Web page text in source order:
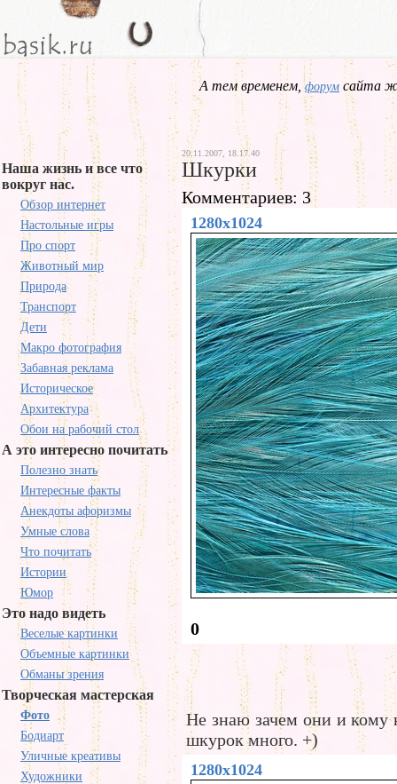
А тем временем,форум сайта
Наша жизнь и все что
вокруг нас.
Обзор интернет
Настольные игры
Про спорт
Животный мир
Природа
Транспорт
Дети
Макро фотография
Забавная реклама
Историческое
Архитектура
Обои на рабочий стол
А это интересно почитать
Полезно знать
Интересные факты
Анекдоты афоризмы
Умные слова
Что почитать
Истории
Юмор
Это надо видеть
Веселые картинки
Объемные картинки
Обманы зрения
Творческая мастерская
Фото
Бодиарт
Уличные креативы
Художники
20.11.2007, 18.17.40
Шкурки
Комментариев: 3
1280x1024
0
Не знаю зачем они и
шкурок много. +)
1280x1024